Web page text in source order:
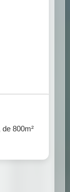
800m²